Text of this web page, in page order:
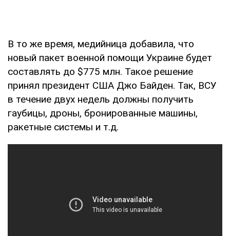
В то же время, медийница добавила, что
новый пакет военной помощи Украине будет
составлять до $775 млн. Такое решение
принял президент США Джо Байден. Так, ВСУ
в течение двух недель должны получить
гаубицы, дроны, бронированные машины,
ракетные системы и т.д.